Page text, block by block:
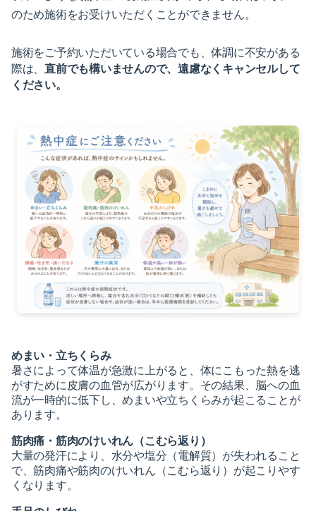
2025-08（1）
2025-07（1）
2025-03（8）
2025-02（3）
2024-12（4）
2024-11（6）
2024-10（2）
2024-07（5）
2024-05（1）
2024-04（1）
2024-03（1）
2024-02（1）
2026-08（2）
2026-06（1）
2026-01（2）
2025-12（2）
2025-11（1）
2025-10（5）
2025-06（3）
2025-03（8）
2025-02（3）
のため施術をお受けいただくことができません。
施術をご予約いただいている場合でも、体調に不安がある
際は、直前でも構いませんので、遠慮なくキャンセルして
ください。
めまい・立ちくらみ
暑さによって体温が急激に上がると、体にこもった熱を逃
がすために皮膚の血管が広がります。その結果、脳への血
流が一時的に低下し、めまいや立ちくらみが起こることが
あります。
筋肉痛・筋肉のけいれん（こむら返り）
大量の発汗により、水分や塩分（電解質）が失われること
で、筋肉痛や筋肉のけいれん（こむら返り）が起こりやす
くなります。